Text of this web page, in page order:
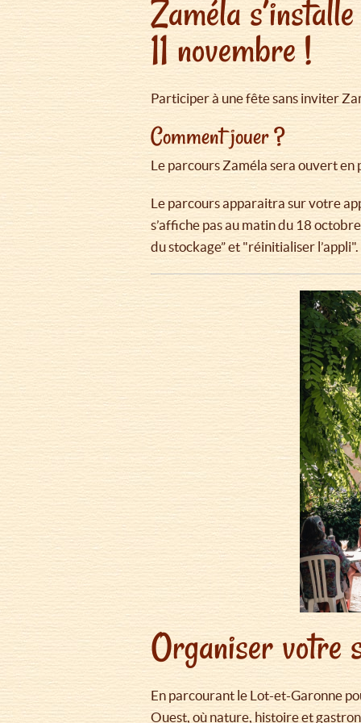
Zaméla
11 novembre !
Participer à une fête sans inviter
Comment jouer ?
Le parcours Zaméla sera ouvert
Le parcours apparaitra sur votre
s’affiche pas au matin du 18
du stockage” et "réinitialiser
Organiser votre
En parcourant le Lot-et-Garonne
Ouest, où nature, histoire et